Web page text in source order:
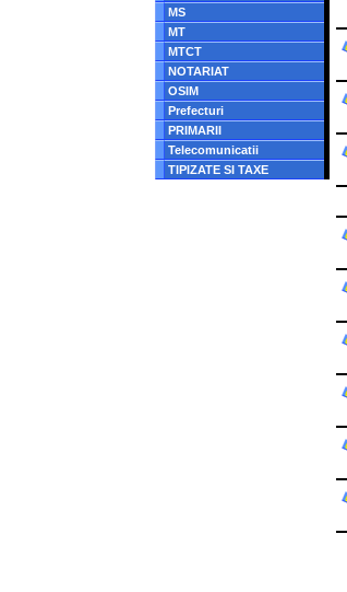
MS
MT
MTCT
NOTARIAT
OSIM
Prefecturi
PRIMARII
Telecomunicatii
TIPIZATE SI TAXE